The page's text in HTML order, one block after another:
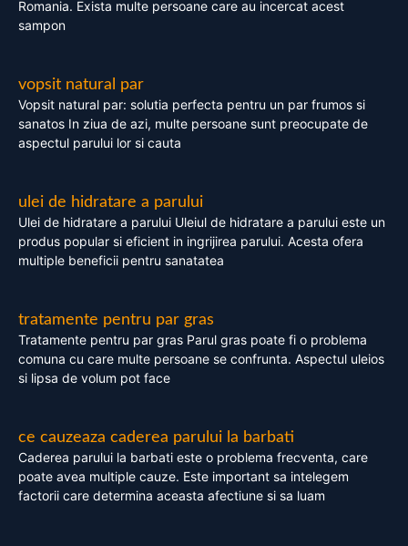
Romania. Exista multe persoane care au incercat acest
sampon
vopsit natural par
Vopsit natural par: solutia perfecta pentru un par frumos si
sanatos In ziua de azi, multe persoane sunt preocupate de
aspectul parului lor si cauta
ulei de hidratare a parului
Ulei de hidratare a parului Uleiul de hidratare a parului este un
produs popular si eficient in ingrijirea parului. Acesta ofera
multiple beneficii pentru sanatatea
tratamente pentru par gras
Tratamente pentru par gras Parul gras poate fi o problema
comuna cu care multe persoane se confrunta. Aspectul uleios
si lipsa de volum pot face
ce cauzeaza caderea parului la barbati
Caderea parului la barbati este o problema frecventa, care
poate avea multiple cauze. Este important sa intelegem
factorii care determina aceasta afectiune si sa luam